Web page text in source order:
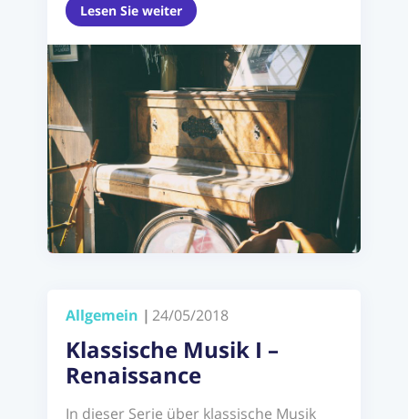
Lesen Sie weiter
Allgemein | 24/05/2018
Klassische Musik I –
Renaissance
In dieser Serie über klassische Musik